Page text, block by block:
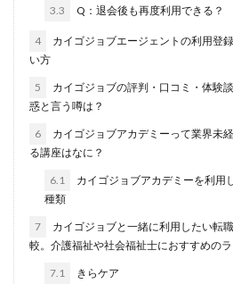
3.3 Q：退会後も再度利用できる？
4
カイゴジョブエージェントの利用登
い方
5
カイゴジョブの評判・口コミ・体験
惑と言う噂は？
6
カイゴジョブアカデミーって業界未
る講座はなに？
6.1
カイゴジョブアカデミーを利用
種類
7
カイゴジョブと一緒に利用したい転
較。介護福祉や社会福祉士におすすめのラ
7.1 きらケア
看護のお仕事
言語聴覚士
社会福祉士
第二新卒 管
薬キャリAGENT
薬剤師
30代
カイゴジョブエージェント
か
コンサルタント
おすすめ
ジェイック シ
しんぷる栄養士
スカウトサー
スタートアップ